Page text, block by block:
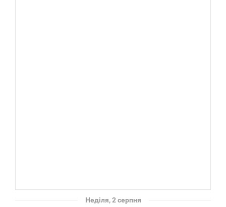
Неділя, 2 серпня